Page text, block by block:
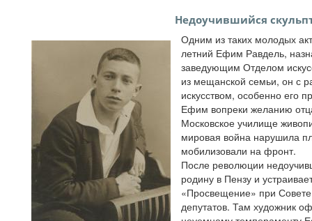
Недоучившийся
Одним из таких молодых
летний Ефим Равдель,
заведующим Отделом
из мещанской семьи, он с
искусством, особенно его
Ефим вопреки желанию
Московское училище
мировая война нарушила
мобилизовали на фронт.
После революции
родину в Пензу и
«Просвещение» при Совете
депутатов. Там художник